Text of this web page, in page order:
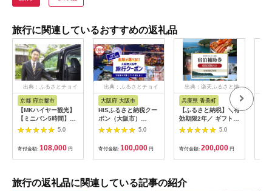
旅行に関連しているおすすめの返礼品
出典：ふるさとチョイ
京都 府京都市
【MKハイヤー観光】
【ミニバン5時間】ド
ライバーとめぐるとっ
ておきの京都観光（3
／21-6／20・10／1-
11／30）
5.0
寄付金額: 108,000 円
出典：ふるさとチョイ
大阪府 大阪市
HISふるさと納税クー
ポン（大阪市）
30,000円分_OS039-
5.0
寄付金額: 100,000 円
出典：楽天ふるさと納
兵庫県 香美町
【ふるさと納税】＼有
効期限2年／ ギフトに
も使える 宿泊補助券
60,000円分 宿泊助成
券 宿泊券 旅 トラベル
旅行券 兵庫県 香美町
カニ 温泉 海 観光 旅
宿 体験 ギフト クーポ
ン 宿泊 お泊り 国内旅
5.0
寄付金額: 200,000 円
旅行の返礼品に関連している記事の紹介